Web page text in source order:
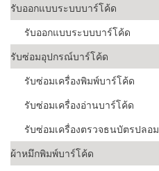
รับออกแบบระบบบาร์โค้ด
รับออกแบบระบบบาร์โค้ด
รับซ่อมอุปกรณ์บาร์โค้ด
รับซ่อมเครื่องพิมพ์บาร์โค้ด
รับซ่อมเครื่องอ่านบาร์โค้ด
รับซ่อมเครื่องตรวจธนบัตรปลอม
ผ้าหมึกพิมพ์บาร์โค้ด